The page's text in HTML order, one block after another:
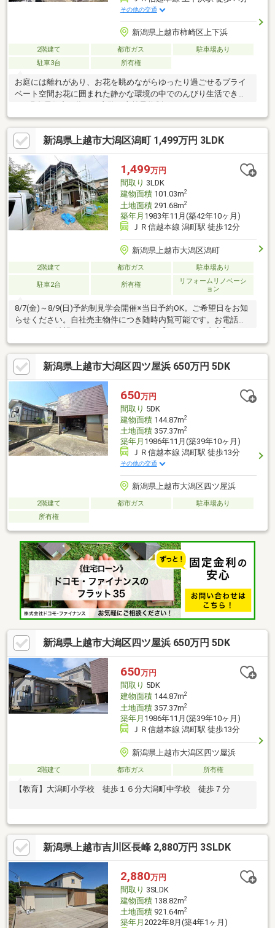
その他の交通
新潟県上越市柿崎区上下浜
2階建て 都市ガス
駐車場あり
駐車3台
所有権
お庭には離れがあり、お花を眺めながらゆったり過ごせるプライ
ベート空間お花に囲まれた静かな環境の中でのんびり生活できま
す。
新潟県上越市大潟区潟町 1,499万円 3LDK
1,499万円
間取り 3LDK
建物面積101.03m2
土地面積291.68m2
築年月 1983年11月(築42年10ヶ月)
ＪＲ信越本線 潟町駅 徒歩12分
新潟県上越市大潟区潟町
2階建て 都市ガス 駐車場あり
駐車2台 所有権
リフォームリノベーシ
ョン
8/7(金)～8/9(日)予約制見学会開催※当日予約OK。ご希望日をお知
らせください。自社売主物件につき随時内覧可能です。お電話か
ーニング、雨漏り点検、システムキッチン交換、ユニットバス交
換、トイレ交換、洗面化粧台交換、間取変更、玄関扉交換、室内
ドア交換、床材上張り、シューズボックス交換、クロス張替え、
給湯器交換、インターホン設置、火災警報器設置、照明器具交換
【おすすめポイント】・シロアリ防除工事施工後5年間保証・お客
様に合わせたローンの組み方や金融機関をご提案。住宅ローンが
初めての方でもお気軽にご相
新潟県上越市大潟区四ツ屋浜 650万円 5DK
650万円
間取り 5DK
建物面積144.87m2
土地面積357.37m2
築年月 1986年11月(築39年10ヶ月)
ＪＲ信越本線 潟町駅 徒歩13分
その他の交通
新潟県上越市大潟区四ツ屋浜
2階建て 都市ガス
駐車場あり
所有権
新潟県上越市大潟区四ツ屋浜 650万円 5DK
650万円
間取り 5DK
建物面積144.87m2
土地面積357.37m2
築年月 1986年11月(築39年10ヶ月)
ＪＲ信越本線 潟町駅 徒歩13分
新潟県上越市大潟区四ツ屋浜
2階建て 都市ガス 所有権
【教育】大潟町小学校 徒歩１６分大潟町中学校 徒歩７分
新潟県上越市吉川区長峰 2,880万円 3SLDK
2,880万円
間取り 3SLDK
建物面積138.82m2
土地面積921.64m2
築年月 2022年8月(築4年1ヶ月)